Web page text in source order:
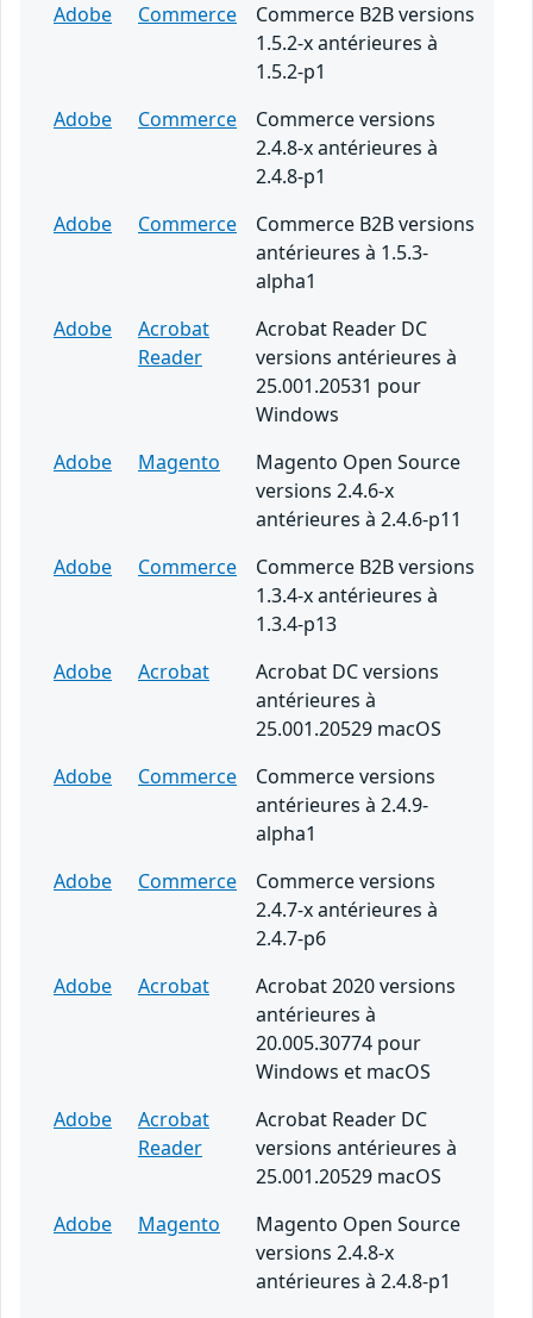
Adobe
Commerce
Commerce B2B versions
1.5.2-x antérieures à
1.5.2-p1
Adobe
Commerce
Commerce versions
2.4.8-x antérieures à
2.4.8-p1
Adobe
Commerce
Commerce B2B versions
antérieures à 1.5.3-
alpha1
Adobe
Acrobat
Reader
Acrobat Reader DC
versions antérieures à
25.001.20531 pour
Windows
Adobe
Magento
Magento Open Source
versions 2.4.6-x
antérieures à 2.4.6-p11
Adobe
Commerce
Commerce B2B versions
1.3.4-x antérieures à
1.3.4-p13
Adobe
Acrobat
Acrobat DC versions
antérieures à
25.001.20529 macOS
Adobe
Commerce
Commerce versions
antérieures à 2.4.9-
alpha1
Adobe
Commerce
Commerce versions
2.4.7-x antérieures à
2.4.7-p6
Adobe
Acrobat
Acrobat 2020 versions
antérieures à
20.005.30774 pour
Windows et macOS
Adobe
Acrobat
Reader
Acrobat Reader DC
versions antérieures à
25.001.20529 macOS
Adobe
Magento
Magento Open Source
versions 2.4.8-x
antérieures à 2.4.8-p1